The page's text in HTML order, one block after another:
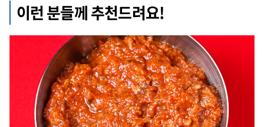
이런 분들께 추천드려요!